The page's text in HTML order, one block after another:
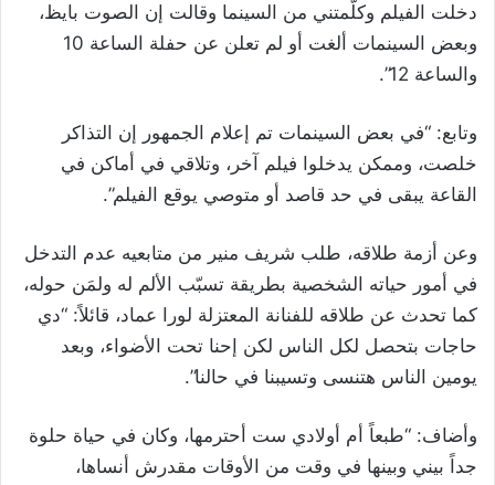
دخلت الفيلم وكلّمتني من السينما وقالت إن الصوت بايظ،
وبعض السينمات ألغت أو لم تعلن عن حفلة الساعة 10
والساعة 12”.
وتابع: “في بعض السينمات تم إعلام الجمهور إن التذاكر
خلصت، وممكن يدخلوا فيلم آخر، وتلاقي في أماكن في
القاعة يبقى في حد قاصد أو متوصي يوقع الفيلم”.
وعن أزمة طلاقه، طلب شريف منير من متابعيه عدم التدخل
في أمور حياته الشخصية بطريقة تسبّب الألم له ولمَن حوله،
كما تحدث عن طلاقه للفنانة المعتزلة لورا عماد، قائلاً: “دي
حاجات بتحصل لكل الناس لكن إحنا تحت الأضواء، وبعد
يومين الناس هتنسى وتسيبنا في حالنا”.
وأضاف: “طبعاً أم أولادي ست أحترمها، وكان في حياة حلوة
جداً بيني وبينها في وقت من الأوقات مقدرش أنساها،